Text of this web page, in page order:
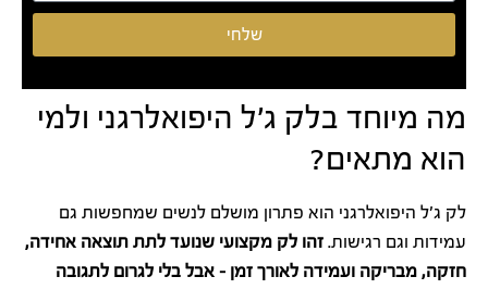
שלחי
מה מיוחד בלק ג'ל היפואלרגני ולמי
הוא מתאים?
לק ג'ל היפואלרגני הוא פתרון מושלם לנשים שמחפשות גם
עמידות וגם רגישות. זהו לק מקצועי שנועד לתת תוצאה אחידה,
חזקה, מבריקה ועמידה לאורך זמן – אבל בלי לגרום לתגובה